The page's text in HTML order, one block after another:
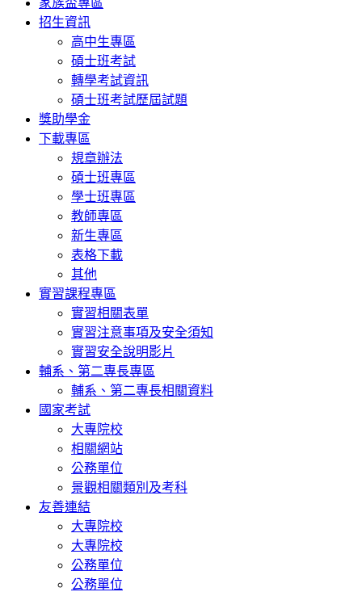
招生資訊
高中生專區
碩士班考試
轉學考試資訊
碩士班考試歷屆試題
獎助學金
下載專區
規章辦法
碩士班專區
學士班專區
教師專區
新生專區
表格下載
其他
實習課程專區
實習相關表單
實習注意事項及安全須知
實習安全說明影片
輔系、第二專長專區
輔系、第二專長相關資料
國家考試
大專院校
相關網站
公務單位
景觀相關類別及考科
友善連結
大專院校
大專院校
公務單位
公務單位